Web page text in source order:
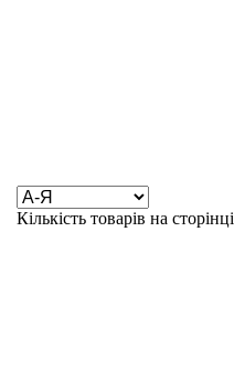
Кількість товарів на сторінці